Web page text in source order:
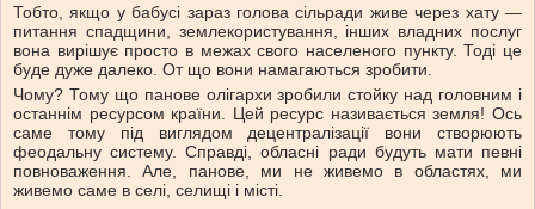
Тобто, якщо у бабусі зараз голова сільради живе через хату —
питання спадщини, землекористування, інших владних послуг
вона вирішує просто в межах свого населеного пункту. Тоді це
буде дуже далеко. От що вони намагаються зробити.
Чому? Тому що панове олігархи зробили стойку над головним і
останнім ресурсом країни. Цей ресурс називається земля! Ось
саме тому під виглядом децентралізації вони створюють
феодальну систему. Справді, обласні ради будуть мати певні
повноваження. Але, панове, ми не живемо в областях, ми
живемо саме в селі, селищі і місті.